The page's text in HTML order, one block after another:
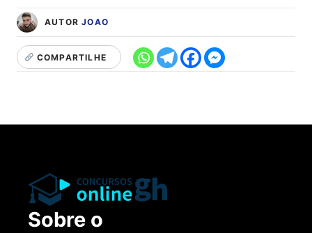
AUTORJOAO
COMPARTILHE
Sobre o